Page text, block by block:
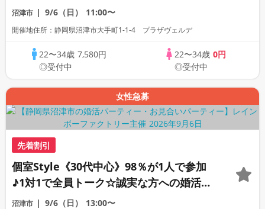
ーティー
沼津市 9/6（日） 11:00〜
開催地住所：静岡県沼津市大手町1-1-4 プラザヴェルデ
22〜34歳 7,580円
◎受付中
22〜34歳 0円
◎受付中
女性急募
先着割引
個室Style《30代中心》98％が1人で参加
♪1対1で全員トーク☆誠実な方への婚活パ
ーティー
沼津市 9/6（日） 13:00〜